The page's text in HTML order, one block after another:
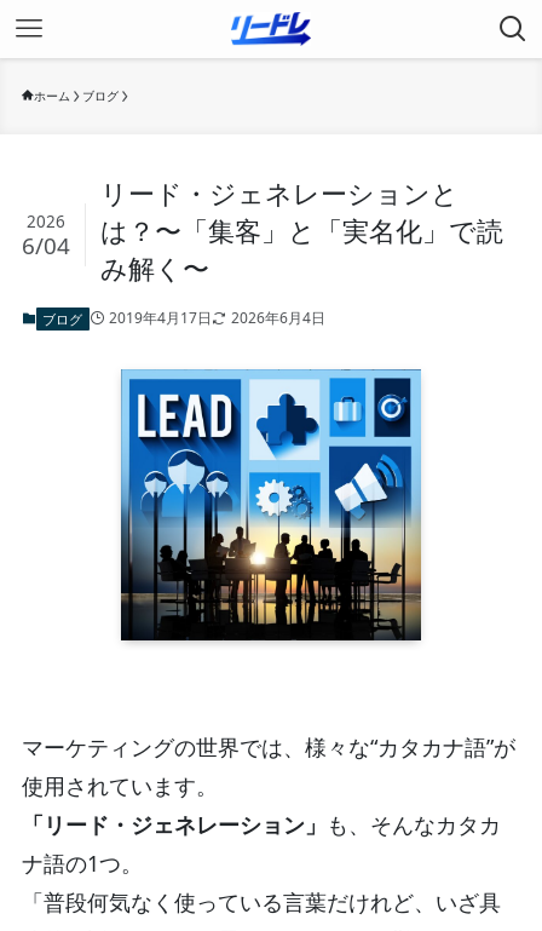
ホーム ブログ
リード・ジェネレーションと
は？〜「集客」と「実名化」で読
み解く〜
2026
6/04
ブログ 2019年4月17日 2026年6月4日
マーケティングの世界では、様々な“カタカナ語”が
使用されています。
「リード・ジェネレーション」 も、そんなカタカ
ナ語の1つ。
「普段何気なく使っている言葉だけれど、いざ具